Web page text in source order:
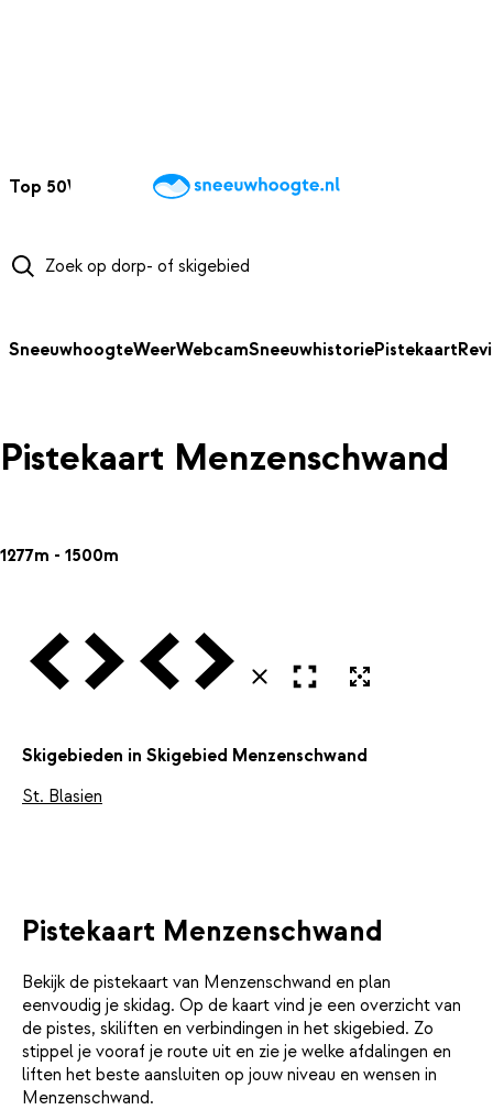
Top 50Webcams WintersportweerKaarten
SneeuwhoogteWeerWebcamSneeuwhistoriePistekaart
Pistekaart Menzenschwand
1277m - 1500m
Vorige VolgendeVorige Volgende
SluitenOpen in volledig scherm
Skigebieden in Skigebied Menzenschwand
St. Blasien
Pistekaart Menzenschwand
Bekijk de pistekaart van Menzenschwand en plan
eenvoudig je skidag. Op de kaart vind je een overzicht van
de pistes, skiliften en verbindingen in het skigebied. Zo
stippel je vooraf je route uit en zie je welke afdalingen en
liften het beste aansluiten op jouw niveau en wensen in
Menzenschwand.